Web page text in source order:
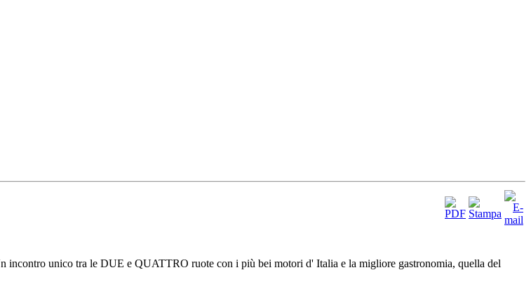
incontro unico tra le DUE e QUATTRO ruote con i più bei motori d' Italia e la migliore gastronomia, quella del